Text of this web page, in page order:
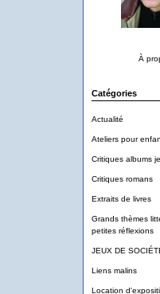
À
Catégories
Actualité
Ateliers pour
Critiques albums
Critiques romans
Extraits de livres
Grands thèmes
petites réflexions
JEUX DE
Liens malins
Location